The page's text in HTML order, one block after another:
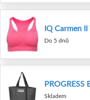
IQ Carmen
Do 5 dnů
PROGRESS
Skladem